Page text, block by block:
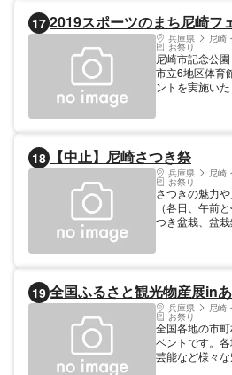
て、親しまれ
17 2019スポーツのまち尼崎フ
兵庫県 尼崎
お祭り
尼崎市記念公
市立6地区体育
ントを実施いた
18 【中止】尼崎さつき祭
兵庫県 尼崎
お祭り
さつきの魅力
（各日、午前
つき盆栽、盆
19 全国ふるさと観光物産展in
兵庫県 尼崎
お祭り
全国各地の市
ベントです。
芸能など様々な